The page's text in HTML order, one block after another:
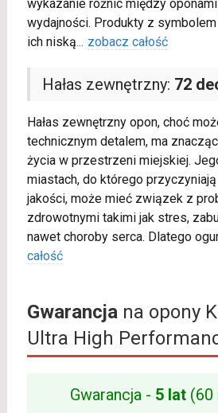
wykazanie różnic między
wydajności. Produkty z
ich niską... zobacz całość
Hałas zewnętrzny: 72
Hałas zewnętrzny opon, choć
technicznym detalem, ma
życia w przestrzeni miejskiej.
miastach, do którego
jakości, może mieć związek z
zdrowotnymi takimi jak stres,
nawet choroby serca. Dlatego
całość
Gwarancjana opony
Ultra High
Gwarancja - 5 lat (60